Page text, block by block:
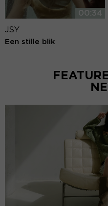
00:34
JSY
Een stille blik